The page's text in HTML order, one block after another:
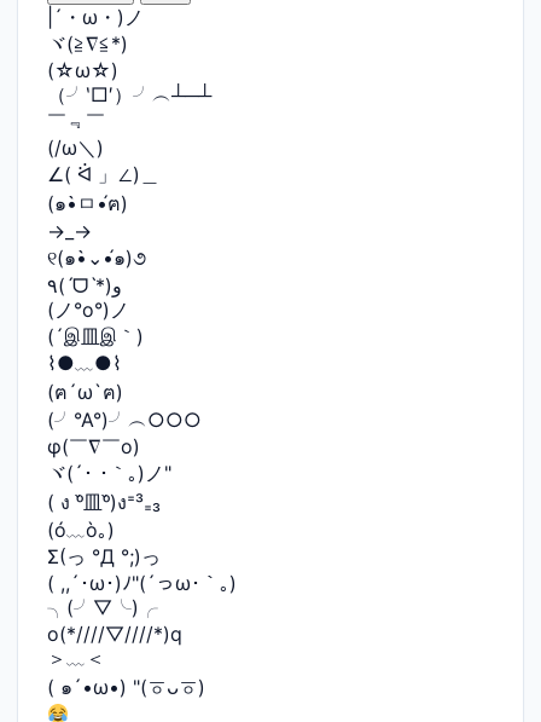
|´・ω・)ノ
ヾ(≧∇≦*)ゝ
(☆ω☆)
（╯‵□′）╯︵┴─┴
￣﹃￣
(/ω＼)
∠( ᐛ 」∠)＿
(๑•̀ㅁ•́ฅ)
→_→
୧(๑•̀⌄•́๑)૭
٩(ˊᗜˋ*)و
(ノ°ο°)ノ
(´இ皿இ｀)
⌇●﹏●⌇
(ฅ´ω`ฅ)
(╯°A°)╯︵○○○
φ(￣∇￣o)
ヾ(´･ ･｀｡)ノ"
( ง ᵒ̌皿ᵒ̌)ง⁼³₌₃
(ó﹏ò｡)
Σ(っ °Д °;)っ
( ,,´･ω･)ﾉ"(´っω･｀｡)
╮(╯▽╰)╭
o(*////▽////*)q
＞﹏＜
( ๑´•ω•) "(ㆆᴗㆆ)